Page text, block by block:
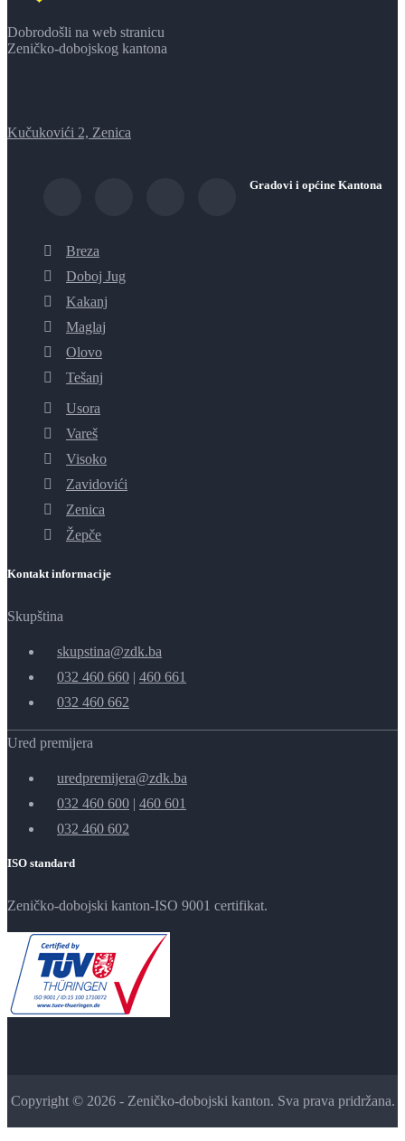
Dobrodošli na web stranicu
Zeničko-dobojskog kantona
Kučukovići 2, Zenica
Gradovi i općine Kantona
Breza
Doboj Jug
Kakanj
Maglaj
Olovo
Tešanj
Usora
Vareš
Visoko
Zavidovići
Zenica
Žepče
Kontakt informacije
Skupština
skupstina@zdk.ba
032 460 660 | 460 661
032 460 662
Ured premijera
uredpremijera@zdk.ba
032 460 600 | 460 601
032 460 602
ISO standard
Zeničko-dobojski kanton-ISO 9001 certifikat.
Copyright © 2026 - Zeničko-dobojski kanton. Sva prava pridržana.